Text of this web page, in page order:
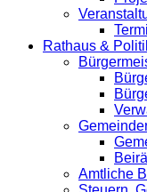
Rathaus &
Amtliche